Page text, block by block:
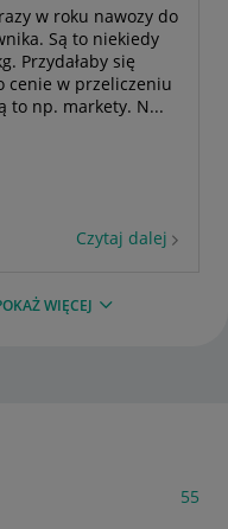
55
w roku nawozy do
Są to niekiedy
Przydałaby się
cenie w przeliczeniu
to np. markety. N...
Czytaj dalej
WIĘCEJ